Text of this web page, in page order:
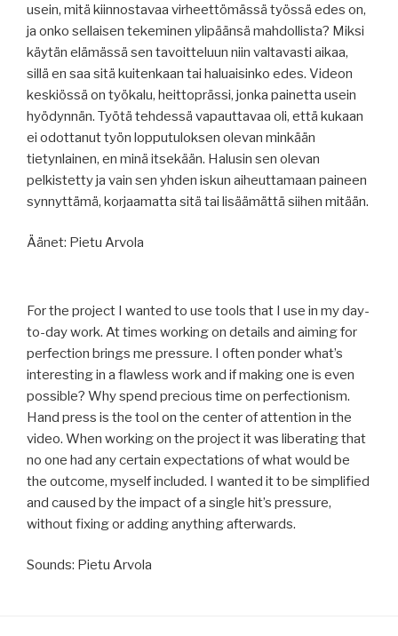
usein, mitä kiinnostavaa virheettömässä työssä edes on,
ja onko sellaisen tekeminen ylipäänsä mahdollista? Miksi
käytän elämässä sen tavoitteluun niin valtavasti aikaa,
sillä en saa sitä kuitenkaan tai haluaisinko edes. Videon
keskiössä on työkalu, heittoprässi, jonka painetta usein
hyödynnän. Työtä tehdessä vapauttavaa oli, että kukaan
ei odottanut työn lopputuloksen olevan minkään
tietynlainen, en minä itsekään. Halusin sen olevan
pelkistetty ja vain sen yhden iskun aiheuttamaan paineen
synnyttämä, korjaamatta sitä tai lisäämättä siihen mitään.
Äänet: Pietu Arvola
For the project I wanted to use tools that I use in my day-
to-day work. At times working on details and aiming for
perfection brings me pressure. I often ponder what’s
interesting in a flawless work and if making one is even
possible? Why spend precious time on perfectionism.
Hand press is the tool on the center of attention in the
video. When working on the project it was liberating that
no one had any certain expectations of what would be
the outcome, myself included. I wanted it to be simplified
and caused by the impact of a single hit’s pressure,
without fixing or adding anything afterwards.
Sounds: Pietu Arvola